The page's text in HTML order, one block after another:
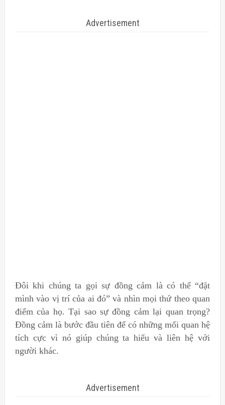
Advertisement
Đôi khi chúng ta gọi sự đồng cảm là có thể “đặt
mình vào vị trí của ai đó” và nhìn mọi thứ theo quan
điểm của họ. Tại sao sự đồng cảm lại quan trọng?
Đồng cảm là bước đầu tiên để có những mối quan hệ
tích cực vì nó giúp chúng ta hiểu và liên hệ với
người khác.
Advertisement